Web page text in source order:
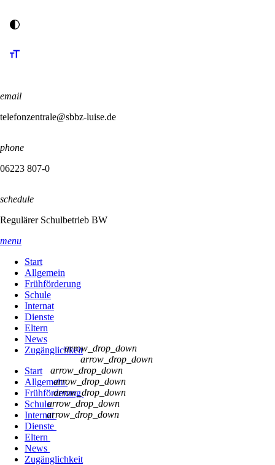
email
telefonzentrale@sbbz-luise.de
phone
06223 807-0
schedule
Regulärer Schulbetrieb BW
menu
Start
Allgemein
Frühförderung
Schule
Internat
Dienste
Eltern
News
Zugänglichkeit
Start
Allgemein
arrow_drop_down
Frühförderung
arrow_drop_down
Schule
arrow_drop_down
Internat
arrow_drop_down
Dienste
arrow_drop_down
Eltern
arrow_drop_down
News
arrow_drop_down
Zugänglichkeit